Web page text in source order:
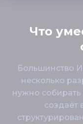
Что
Большинство
несколько
нужно собирать
создаёт